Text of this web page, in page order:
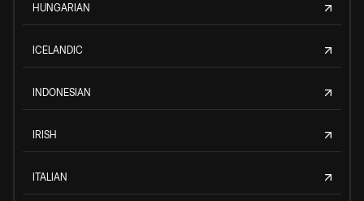
HUNGARIAN
ICELANDIC
INDONESIAN
IRISH
ITALIAN